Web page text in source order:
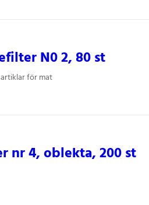
N0 2, 80 st
för mat
nr 4, oblekta, 200 st